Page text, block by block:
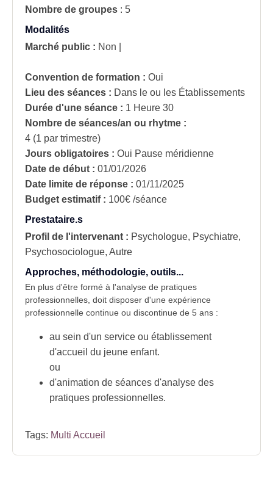
Nombre de groupes : 5
Modalités
Marché public : Non
Convention de formation : Oui
Lieu des séances : Dans le ou les Établissements
Durée d'une séance : 1 Heure 30
Nombre de séances/an ou rhytme :
4 (1 par trimestre)
Jours obligatoires : Oui Pause méridienne
Date de début : 01/01/2026
Date limite de réponse : 01/11/2025
Budget estimatif : 100€ /séance
Prestataire.s
Profil de l'intervenant : Psychologue, Psychiatre,
Psychosociologue, Autre
Approches, méthodologie, outils...
En plus d'être formé à l'analyse de pratiques
professionnelles, doit disposer d'une expérience
professionnelle continue ou discontinue de 5 ans :
au sein d'un service ou établissement
d'accueil du jeune enfant.
ou
d'animation de séances d'analyse des
pratiques professionnelles.
Tags: Multi Accueil